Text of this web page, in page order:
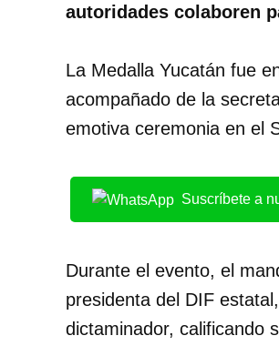
autoridades colaboren
La Medalla Yucatán fue
acompañado de la
emotiva ceremonia en el
Suscríbete a
Durante el evento, el
presidenta del DIF
dictaminador, calificando